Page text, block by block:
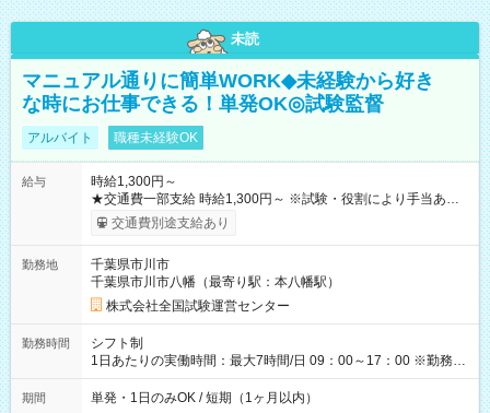
未読
マニュアル通りに簡単WORK◆未経験から好き
な時にお仕事できる！単発OK◎試験監督
アルバイト 職種未経験OK
給与
時給1,300円～
★交通費一部支給 時給1,300円～ ※試験・役割により手当あり
※勤務回数により昇給あり 【即給（前払い）オプションあ
り！】 希望される場合、勤務から1週間ほどで給与の一部を受け
例】 ・河合塾模擬試験 8:30～17:30（休憩1時間） 時給1,300円
×8時間＝日収10,400円＋交通費 ※当日の役割により時給＋100
円の場合あり ・国家試験 7:00～13:30（休憩なし） 時給1,300
円（役割手当＋100円）×6時間＝日収8,400円＋交通費 【試用期
間】試用期間なし
交通費別途支給あり
勤務地
千葉県市川市
千葉県市川市八幡（最寄り駅：本八幡駅）
株式会社全国試験運営センター
勤務時間
シフト制
1日あたりの実働時間：最大7時間/日 09：00～17：00 ※勤務時
間は 試験により異なります。
期間 単発・1日のみOK / 短期（1ヶ月以内）